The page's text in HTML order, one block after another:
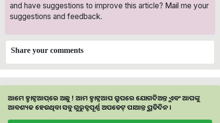
and have suggestions to improve this article? Mail me your
suggestions and feedback.
Share your comments
ଆମେ ହ୍ବାଟ୍ସଆପ୍‌ରେ ଅଛୁ ! ଆମ ହ୍ବାଟ୍ସଆପ ଗ୍ରୁପରେ ଯୋଗଦିଅନ୍ତୁ ଏବଂ ଆପଙ୍କୁ
ଆବଶ୍ୟକ ହେଉଥିବା ସବୁ ଗୁରୁତ୍ବପୂର୍ଣ୍ଣ ଅପଡେଟ୍‌ ପାଆନ୍ତୁ ପ୍ରତିଦିନ ।